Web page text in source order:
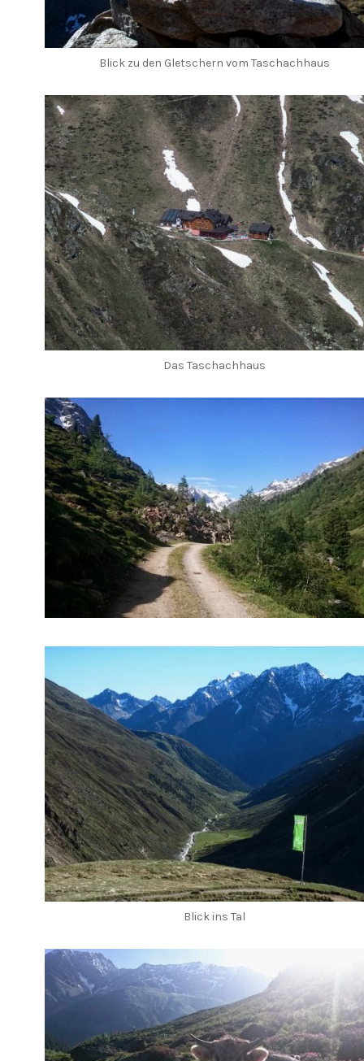
Blick zu den Gletschern vom Taschachhaus
Das Taschachhaus
Blick ins Tal